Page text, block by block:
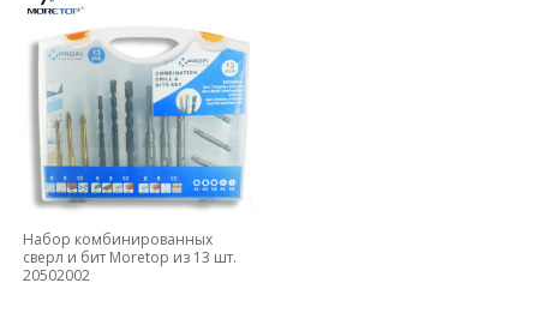
Набор комбинированных
сверл и бит Moretop из 13 шт.
20502002